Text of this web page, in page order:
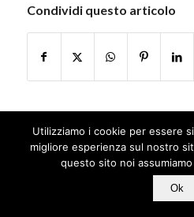
Condividi questo articolo
Utilizziamo i cookie per essere
migliore esperienza sul nostro
questo sito noi
Ok